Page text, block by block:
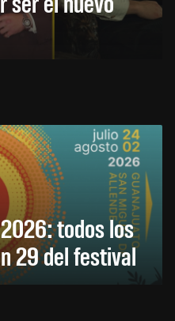
todos los
29 del festival